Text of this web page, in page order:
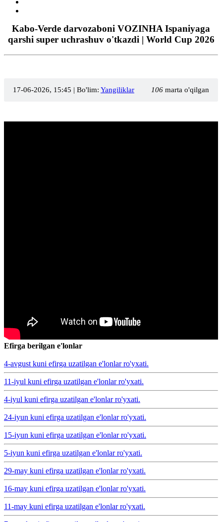
Kabo-Verde darvozaboni VOZINHA Ispaniyaga
qarshi super uchrashuv o'tkazdi | World Cup 2026
17-06-2026, 15:45 106 marta o'qilgan
| Bo'lim: Yangiliklar
Efirga berilgan e'lonlar
4-avgust kuni efirga uzatilgan e'lonlar ro'yxati.
11-iyul kuni efirga uzatilgan e'lonlar ro'yxati.
4-iyul kuni efirga uzatilgan e'lonlar ro'yxati.
24-iyun kuni efirga uzatilgan e'lonlar ro'yxati.
15-iyun kuni efirga uzatilgan e'lonlar ro'yxati.
5-iyun kuni efirga uzatilgan e'lonlar ro'yxati.
29-may kuni efirga uzatilgan e'lonlar ro'yxati.
16-may kuni efirga uzatilgan e'lonlar ro'yxati.
11-may kuni efirga uzatilgan e'lonlar ro'yxati.